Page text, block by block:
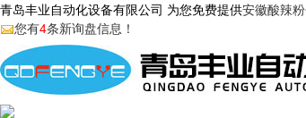
青岛丰业自动化设备有限公司 为您免费提供安徽酸辣
您有4条新询盘信息！